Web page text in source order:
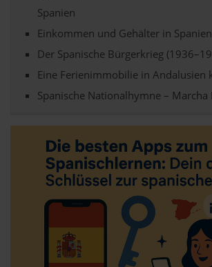
ausgewählten Cookies. Du kannst diese
jederzeit aufrufen und Cookies auch
jederzeit abwählen. Weitere Hinweise zu
verwendeten Verfahren und
»Cookies«, »Marketing« und »Statistik«)
der Datenschutzerklärung.
Spanien
Einkommen und Gehälter in Spanien
Der Spanische Bürgerkrieg
Eine Ferienimmobilie in Andalusien
Spanische Nationalhymne – Marcha